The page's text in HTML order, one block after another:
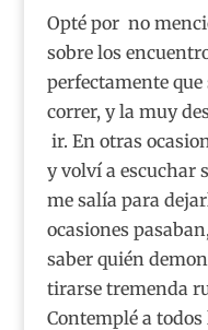
Opté por no
sobre los
perfectamente
correr, y la muy
ir. En otras
y volví a escuchar
me salía para
ocasiones
saber quién
tirarse tremenda
Contemplé a